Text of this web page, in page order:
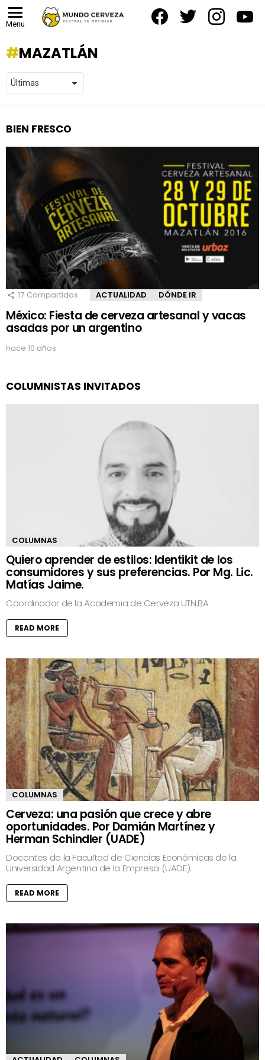
Menu
MAZATLÁN
BIEN FRESCO
17 Compartidos ACTUALIDAD DÓNDE IR
México: Fiesta de cerveza artesanal y vacas
asadas por un argentino
hace 10 años
COLUMNISTAS INVITADOS
COLUMNAS
Quiero aprender de estilos: Identikit de los
consumidores y sus preferencias. Por Mg. Lic.
Matías Jaime.
Coordinador de la Academia de Cerveza UTN.BA
READ MORE
COLUMNAS
Cerveza: una pasión que crece y abre
oportunidades. Por Damián Martínez y
Herman Schindler (UADE)
Docentes de la Facultad de Ciencias Económicas de la
Universidad Argentina de la Empresa (UADE).
READ MORE